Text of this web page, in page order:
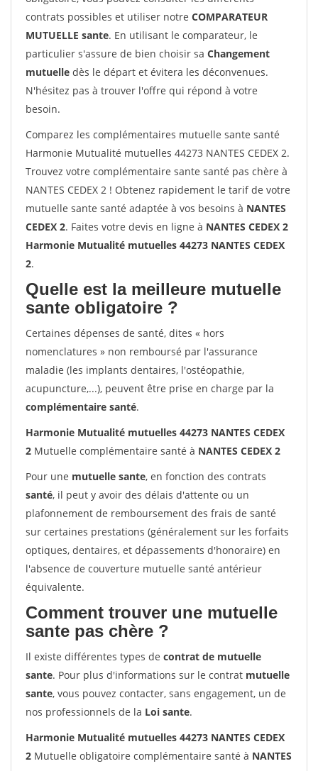
contrats possibles et utiliser notre COMPARATEUR
MUTUELLE sante. En utilisant le comparateur, le
particulier s'assure de bien choisir sa Changement
mutuelle dès le départ et évitera les déconvenues.
N'hésitez pas à trouver l'offre qui répond à votre
besoin.
Comparez les complémentaires mutuelle sante santé
Harmonie Mutualité mutuelles 44273 NANTES CEDEX 2.
Trouvez votre complémentaire sante santé pas chère à
NANTES CEDEX 2 ! Obtenez rapidement le tarif de votre
mutuelle sante santé adaptée à vos besoins à NANTES
CEDEX 2. Faites votre devis en ligne à NANTES CEDEX 2
Harmonie Mutualité mutuelles 44273 NANTES CEDEX
2.
Quelle est la meilleure mutuelle
sante obligatoire ?
Certaines dépenses de santé, dites « hors
nomenclatures » non remboursé par l'assurance
maladie (les implants dentaires, l'ostéopathie,
acupuncture,...), peuvent être prise en charge par la
complémentaire santé.
Harmonie Mutualité mutuelles 44273 NANTES CEDEX
2 Mutuelle complémentaire santé à NANTES CEDEX 2
Pour une mutuelle sante, en fonction des contrats
santé, il peut y avoir des délais d'attente ou un
plafonnement de remboursement des frais de santé
sur certaines prestations (généralement sur les forfaits
optiques, dentaires, et dépassements d'honoraire) en
l'absence de couverture mutuelle santé antérieur
équivalente.
Comment trouver une mutuelle
sante pas chère ?
Il existe différentes types de contrat de mutuelle
sante. Pour plus d'informations sur le contrat mutuelle
sante, vous pouvez contacter, sans engagement, un de
nos professionnels de la Loi sante.
Harmonie Mutualité mutuelles 44273 NANTES CEDEX
2 Mutuelle obligatoire complémentaire santé à NANTES